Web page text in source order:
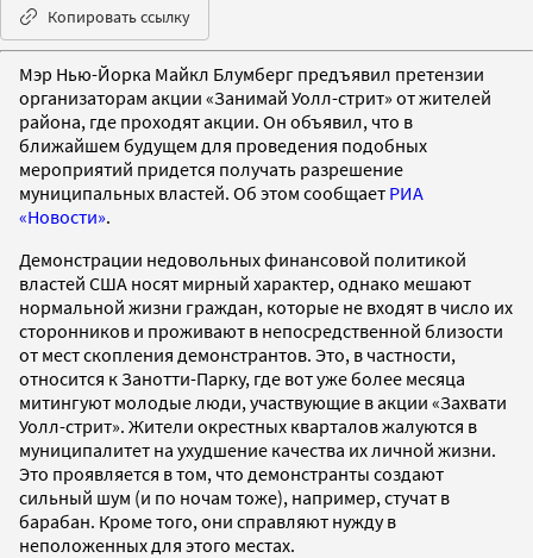
Копировать ссылку
Мэр Нью-Йорка Майкл Блумберг предъявил претензии
организаторам акции «Занимай Уолл-стрит» от жителей
района, где проходят акции. Он объявил, что в
ближайшем будущем для проведения подобных
мероприятий придется получать разрешение
муниципальных властей. Об этом сообщает РИА
«Новости».
Демонстрации недовольных финансовой политикой
властей США носят мирный характер, однако мешают
нормальной жизни граждан, которые не входят в число их
сторонников и проживают в непосредственной близости
от мест скопления демонстрантов. Это, в частности,
относится к Занотти-Парку, где вот уже более месяца
митингуют молодые люди, участвующие в акции «Захвати
Уолл-стрит». Жители окрестных кварталов жалуются в
муниципалитет на ухудшение качества их личной жизни.
Это проявляется в том, что демонстранты создают
сильный шум (и по ночам тоже), например, стучат в
барабан. Кроме того, они справляют нужду в
неположенных для этого местах.